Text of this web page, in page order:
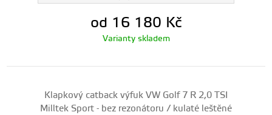
od 16 180 Kč
Varianty skladem
Klapkový catback výfuk VW Golf 7 R 2,0 TSI
Milltek Sport - bez rezonátoru / kulaté leštěné